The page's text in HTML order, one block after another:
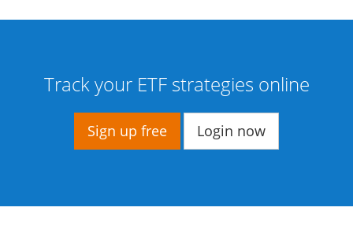
Track your ETF strategies online
Sign up free Login now